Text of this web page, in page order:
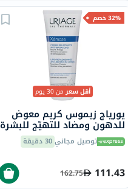
32% خصم
أقل سعرمن 30 يوم
يورياج زيموس كريم معوض
للدهون ومضاد للتهيّج للبشرة
الجافة جدًا المعرضة للإكزيما
200 مل توصيل مجاني30 دقيقة
111.43
162.75